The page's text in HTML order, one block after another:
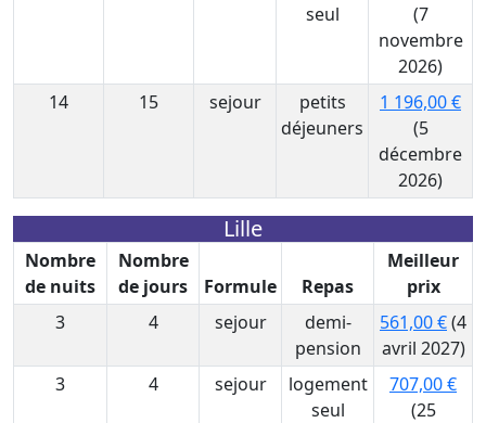
seul
(7
novembre
2026)
14
15 sejour
petits
déjeuners
1 196,00 €
(5
décembre
2026)
Lille
Nombre
de nuits
Nombre
de jours
Formule Repas
Meilleur
prix
3
4 sejour
demi-
pension
561,00 €(4
avril 2027)
3
4 sejour
logement
seul
707,00 €
(25